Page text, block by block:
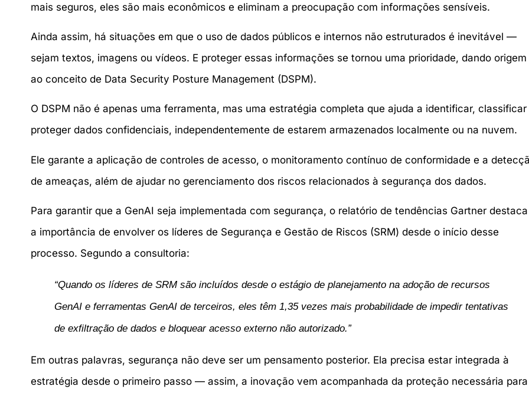
mais seguros, eles são mais econômicos e eliminam a preocupação com informações sensíveis.
Ainda assim, há situações em que o uso de dados públicos e internos não estruturados é inevitável —
sejam textos, imagens ou vídeos. E proteger essas informações se tornou uma prioridade, dando origem
ao conceito de Data Security Posture Management (DSPM).
O DSPM não é apenas uma ferramenta, mas uma estratégia completa que ajuda a identificar, classificar
proteger dados confidenciais, independentemente de estarem armazenados localmente ou na nuvem.
Ele garante a aplicação de controles de acesso, o monitoramento contínuo de conformidade e a
de ameaças, além de ajudar no gerenciamento dos riscos relacionados à segurança dos dados.
Para garantir que a GenAI seja implementada com segurança, o relatório de tendências Gartner destaca
a importância de envolver os líderes de Segurança e Gestão de Riscos (SRM) desde o início desse
processo. Segundo a consultoria:
“Quando os líderes de SRM são incluídos desde o estágio de planejamento na adoção de recursos
GenAI e ferramentas GenAI de terceiros, eles têm 1,35 vezes mais probabilidade de impedir tentativas
de exfiltração de dados e bloquear acesso externo não autorizado.”
Em outras palavras, segurança não deve ser um pensamento posterior. Ela precisa estar integrada à
estratégia desde o primeiro passo — assim, a inovação vem acompanhada da proteção necessária para